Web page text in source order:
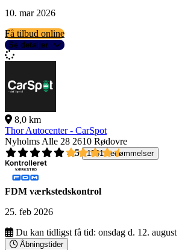
10. mar 2026
Få tilbud online
Se detaljer
8,0 km
Thor Autocenter - CarSpot
Nyholms Alle 28 2610 Rødovre
4,5
1561 bedømmelser
FDM værkstedskontrol
25. feb 2026
Du kan tidligst få tid: onsdag d. 12. august
Åbningstider